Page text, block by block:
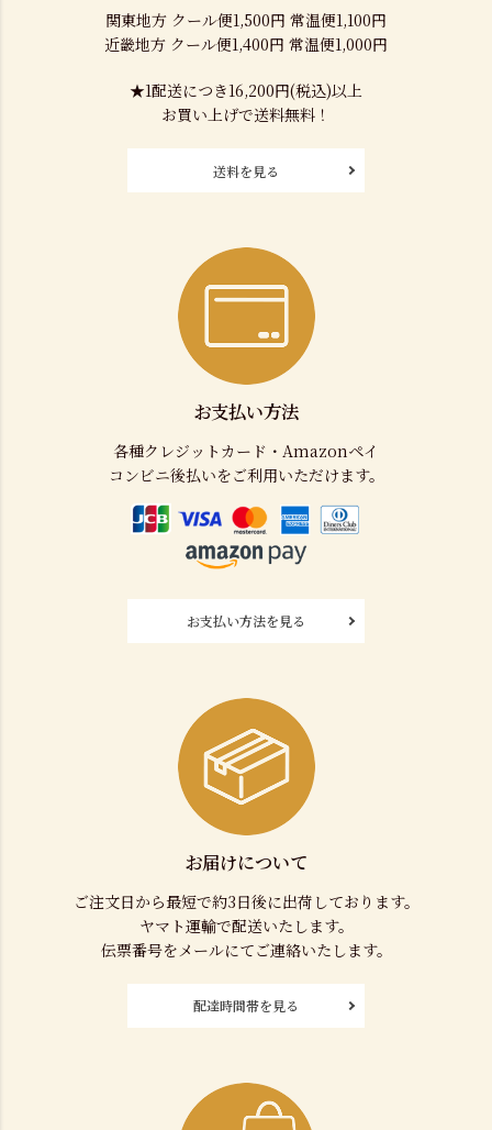
関東地方 クール便1,500円 常温便1,100円
近畿地方 クール便1,400円 常温便1,000円
★1配送につき16,200円(税込)以上
お買い上げで送料無料！
送料を見る
お支払い方法
各種クレジットカード・Amazonペイ
コンビニ後払いをご利用いただけます。
お支払い方法を見る
お届けについて
ご注文日から最短で約3日後に出荷しております。
ヤマト運輸で配送いたします。
伝票番号をメールにてご連絡いたします。
配達時間帯を見る